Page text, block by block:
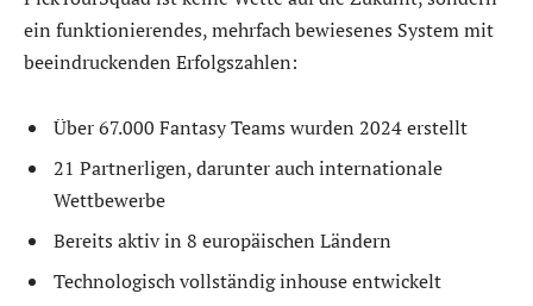
ein funktionierendes, mehrfach bewiesenes System mit
beeindruckenden Erfolgszahlen:
Über 67.000 Fantasy Teams wurden 2024 erstellt
21 Partnerligen, darunter auch internationale
Wettbewerbe
Bereits aktiv in 8 europäischen Ländern
Technologisch vollständig inhouse entwickelt